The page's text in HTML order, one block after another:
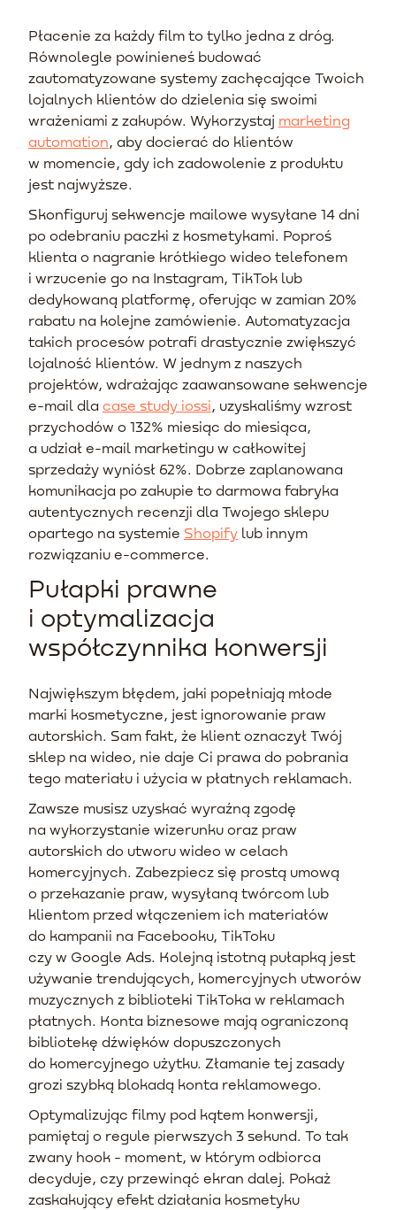
Płacenie za każdy film to tylko jedna z dróg.
Równolegle powinieneś budować
zautomatyzowane systemy zachęcające Twoich
lojalnych klientów do dzielenia się swoimi
wrażeniami z zakupów. Wykorzystaj marketing
automation, aby docierać do klientów
w momencie, gdy ich zadowolenie z produktu
jest najwyższe.
Skonfiguruj sekwencje mailowe wysyłane 14 dni
po odebraniu paczki z kosmetykami. Poproś
klienta o nagranie krótkiego wideo telefonem
i wrzucenie go na Instagram, TikTok lub
dedykowaną platformę, oferując w zamian 20%
rabatu na kolejne zamówienie. Automatyzacja
takich procesów potrafi drastycznie zwiększyć
lojalność klientów. W jednym z naszych
projektów, wdrażając zaawansowane sekwencje
e-mail dla case study iossi, uzyskaliśmy wzrost
przychodów o 132% miesiąc do miesiąca,
a udział e-mail marketingu w całkowitej
sprzedaży wyniósł 62%. Dobrze zaplanowana
komunikacja po zakupie to darmowa fabryka
autentycznych recenzji dla Twojego sklepu
opartego na systemie Shopify lub innym
rozwiązaniu e-commerce.
Pułapki prawne
i optymalizacja
współczynnika konwersji
Największym błędem, jaki popełniają młode
marki kosmetyczne, jest ignorowanie praw
autorskich. Sam fakt, że klient oznaczył Twój
sklep na wideo, nie daje Ci prawa do pobrania
tego materiału i użycia w płatnych reklamach.
Zawsze musisz uzyskać wyraźną zgodę
na wykorzystanie wizerunku oraz praw
autorskich do utworu wideo w celach
komercyjnych. Zabezpiecz się prostą umową
o przekazanie praw, wysyłaną twórcom lub
klientom przed włączeniem ich materiałów
do kampanii na Facebooku, TikToku
czy w Google Ads. Kolejną istotną pułapką jest
używanie trendujących, komercyjnych utworów
muzycznych z biblioteki TikToka w reklamach
płatnych. Konta biznesowe mają ograniczoną
bibliotekę dźwięków dopuszczonych
do komercyjnego użytku. Złamanie tej zasady
grozi szybką blokadą konta reklamowego.
Optymalizując filmy pod kątem konwersji,
pamiętaj o regule pierwszych 3 sekund. To tak
zwany hook - moment, w którym odbiorca
decyduje, czy przewinąć ekran dalej. Pokaż
zaskakujący efekt działania kosmetyku